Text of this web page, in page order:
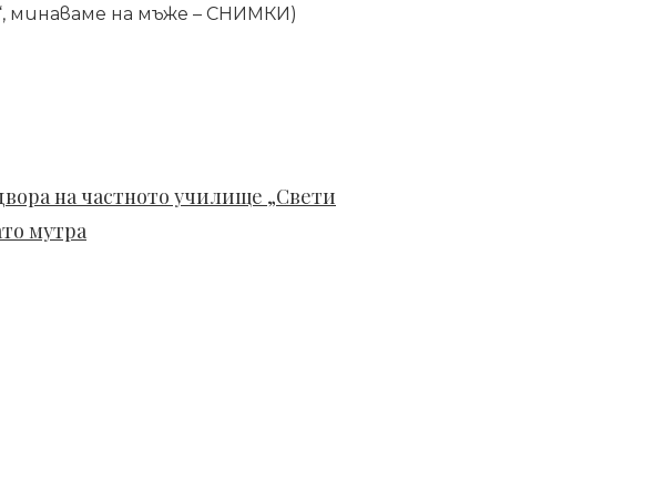
минаваме на мъже – СНИМКИ)
на частното училище „Свети
мутра